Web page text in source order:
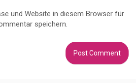
und Website in diesem Browser für
speichern.